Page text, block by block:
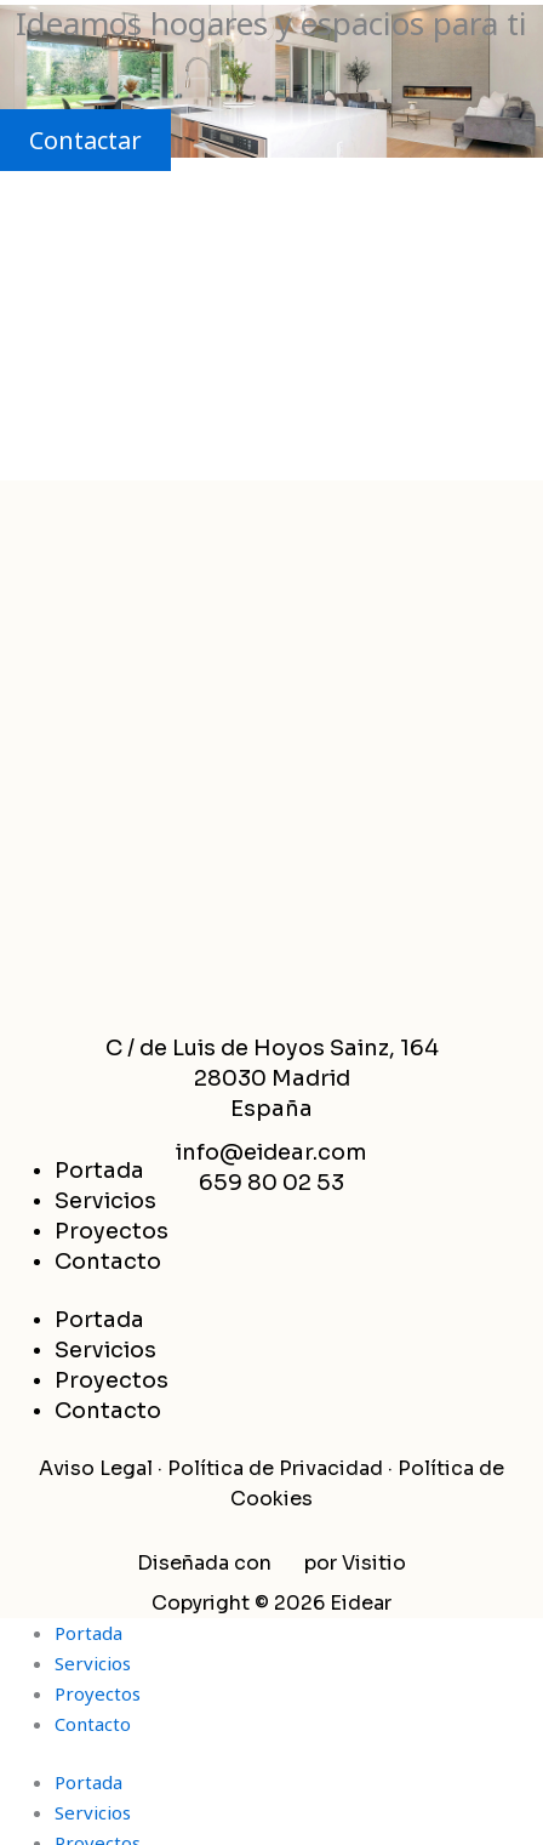
Ideamos hogares y espacios para ti
Contactar
C / de Luis de Hoyos Sainz, 164
28030 Madrid
España
info@eidear.com
659 80 02 53
Portada
Servicios
Proyectos
Contacto
Portada
Servicios
Proyectos
Contacto
Aviso Legal · Política de Privacidad · Política de
Cookies
Diseñada con porVisitio
Copyright © 2026 Eidear
Portada
Servicios
Proyectos
Contacto
Portada
Servicios